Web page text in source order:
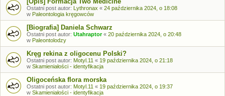
Ostatni post autor: Lythronax « 24 października 2024, o 18:08
w Paleontologia kręgowców
[Biografia] Daniela Schwarz
Ostatni post autor: Utahraptor« 20 października 2024, o 20:48
w Paleontolodzy
Kręg rekina z oligocenu Polski?
Ostatni post autor: Motyl.11 « 19 października 2024, o 21:18
w Skamieniałości - identyfikacja
Oligoceńska flora morska
Ostatni post autor: Motyl.11 « 19 października 2024, o 19:37
w Skamieniałości - identyfikacja